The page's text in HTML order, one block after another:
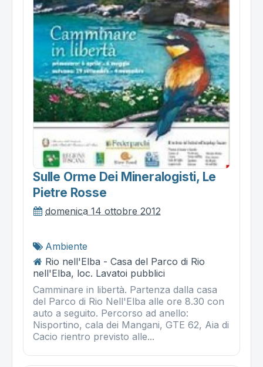
Sulle Orme Dei Mineralogisti, Le
Pietre Rosse
domenica 14 ottobre 2012
Ambiente
Rio nell'Elba - Casa del Parco di Rio
nell'Elba, loc. Lavatoi pubblici
Camminare in libertà. Partenza dalla casa
del Parco di Rio Nell'Elba alle ore 8.30 con
auto a seguito. Percorso ad anello:
Nisportino, cala dei Mangani, GTE 62, Aia di
Cacio rientro previsto alle...